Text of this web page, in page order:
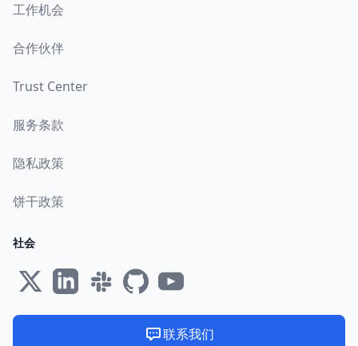
工作机会
合作伙伴
Trust Center
服务条款
隐私政策
饼干政策
社会
联系我们